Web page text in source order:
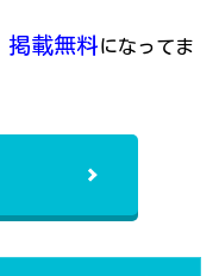
掲載無料になってま